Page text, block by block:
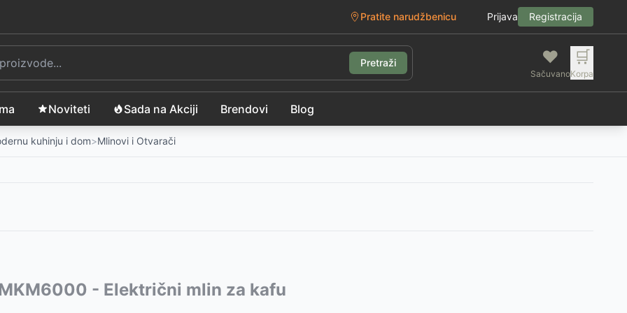
Pratite narudžbenicu Prijava Registracija
Pretraži ❤️
Sačuvano
🛒
Korpa
Noviteti Sada na Akciji Brendovi Blog
kuhinju i dom>Mlinovi i Otvarači
- Električni mlin za kafu